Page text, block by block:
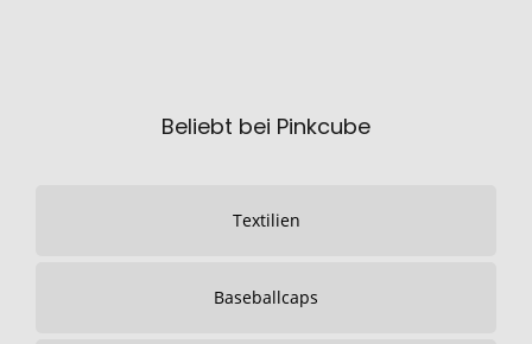
Beliebt bei Pinkcube
Textilien
Baseballcaps